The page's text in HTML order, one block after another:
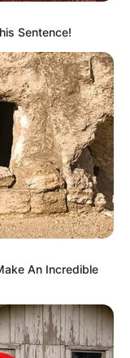
Sentence!
An Incredible